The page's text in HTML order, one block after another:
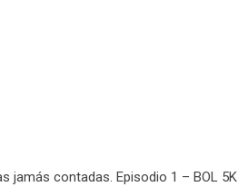
jamás contadas. Episodio 1 – BOL 5K